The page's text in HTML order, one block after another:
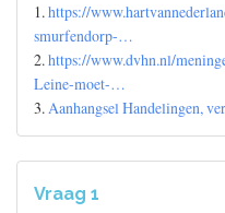
1.https://
smurfendorp-…
2.https://www.dvhn.nl/
Leine-moet-…
3.Aanhangsel Handelingen,
Vraag 1